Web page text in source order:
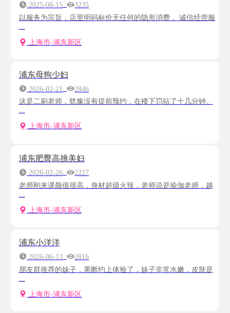
2025-08-15
3235
以服务为宗旨，店里明码标价无任何的隐形消费， 诚信经营服
上海市-浦东新区
浦东母狗少妇
2026-02-21
2846
这是二刷老师，犹豫没有提前预约，在楼下罚站了十几分钟。
...
上海市-浦东新区
浦东肥臀高挑美妇
2026-02-26
2227
老师刚来课颜值很高，身材超级火辣，老师说是瑜伽老师，越
...
上海市-浦东新区
浦东小洋洋
2026-06-13
2816
朋友群推荐的妹子，果断约上体验了，妹子非常水嫩，皮肤是
上海市-浦东新区